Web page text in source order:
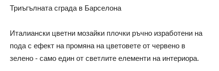
Триъгълната сграда в Барселона
Италиански цветни мозайки плочки ръчно изработени на
пода с ефект на промяна на цветовете от червено в
зелено - само един от светлите елементи на интериора.